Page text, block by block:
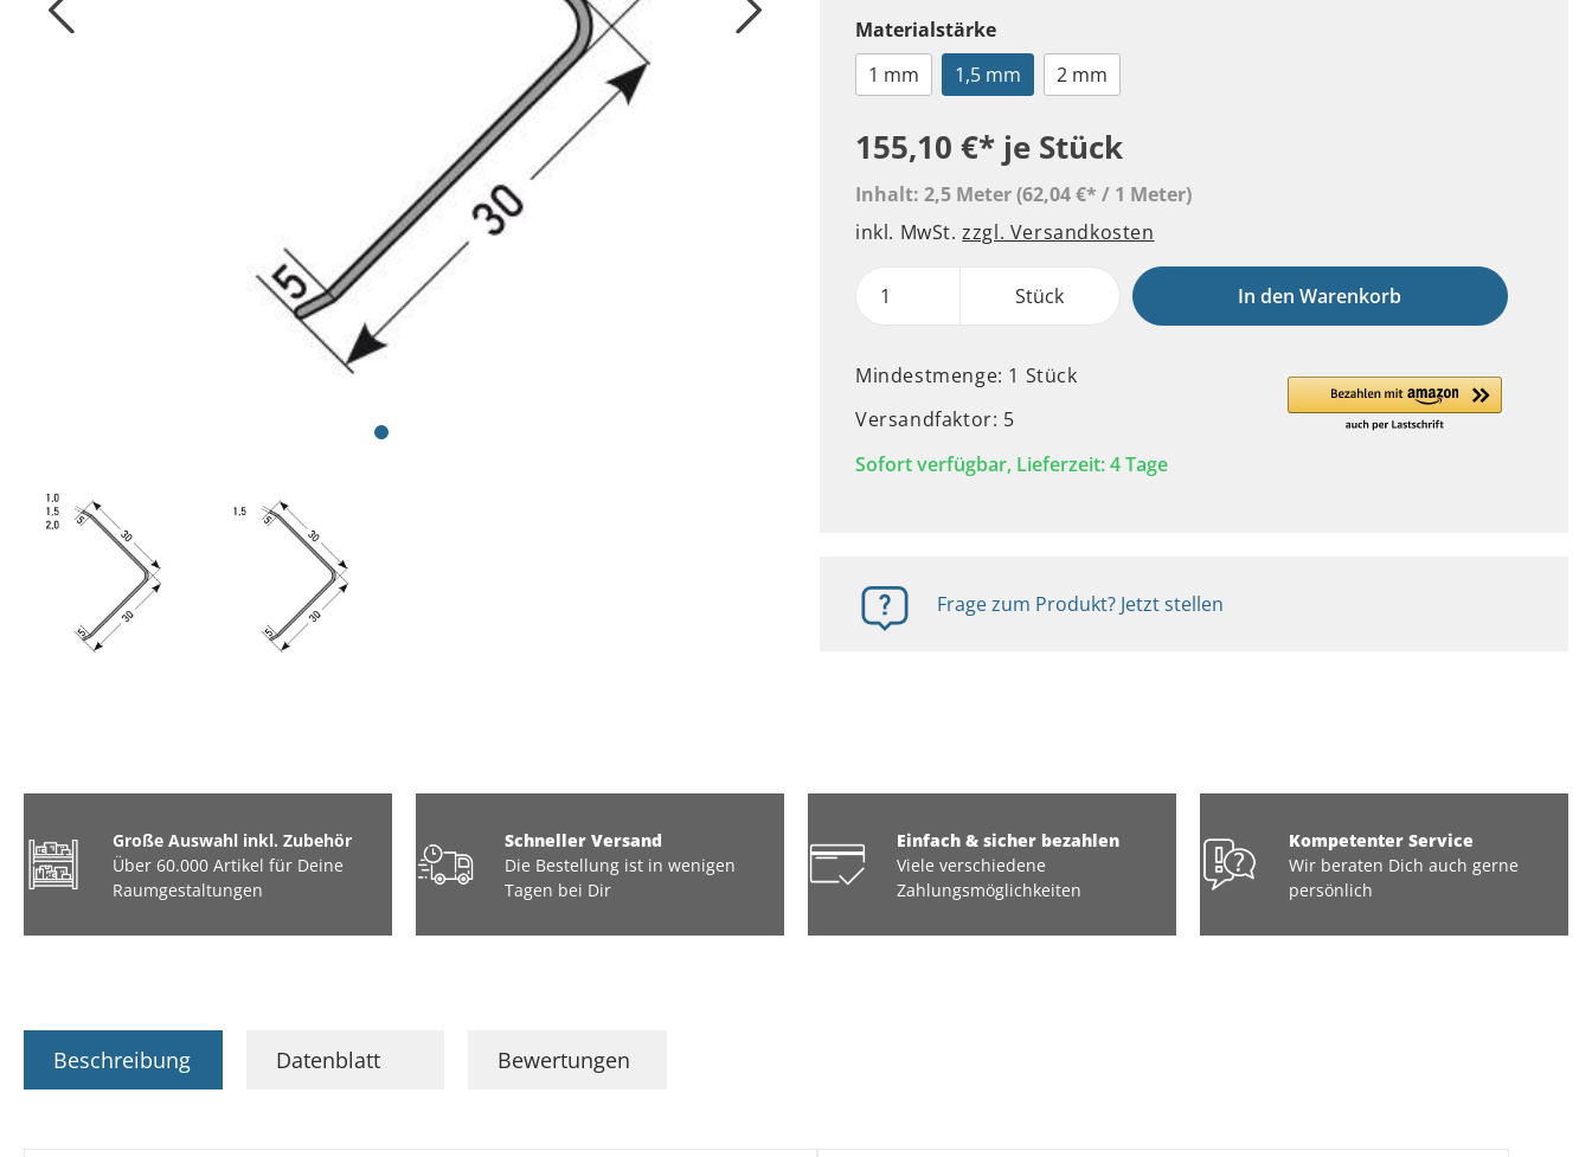
Materialstärke
1 mm
1,5 mm 2 mm
155,10 €* je Stück
Inhalt: 2,5 Meter(62,04 €* / 1 Meter)
inkl. MwSt.zzgl. Versandkosten
Stück In den Warenkorb
Mindestmenge: 1 Stück
Versandfaktor: 5
Sofort verfügbar, Lieferzeit: 4 Tage
Frage zum Produkt? Jetzt stellen
Große Auswahl inkl. Zubehör
Über 60.000 Artikel für Deine
Raumgestaltungen
Schneller Versand
Die Bestellung ist in wenigen
Tagen bei Dir
Einfach & sicher bezahlen
Viele verschiedene
Zahlungsmöglichkeiten
Kompetenter Service
Wir beraten Dich auch gerne
persönlich
Beschreibung Datenblatt Bewertungen